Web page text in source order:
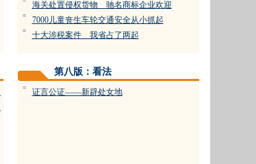
海关处置侵权货物 驰名商标企业欢迎
= 7000儿童丧生车轮交通安全从小抓起
= 十大涉税案件 我省占了两起
第八版：看法
= 证言公证——新辟处女地